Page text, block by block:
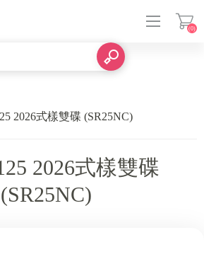
(0)
2026式樣雙碟 (SR25NC)
2026式樣雙碟
(SR25NC)